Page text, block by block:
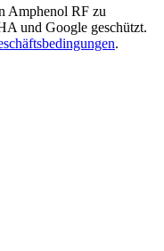
Amphenol RF zu
und Google geschützt.
.